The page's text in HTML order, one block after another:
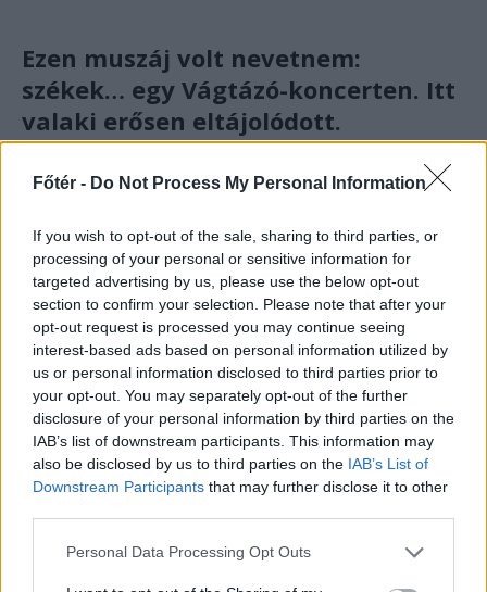
Főtér - Do Not Process My Personal Information
If you wish to opt-out of the sale, sharing to third parties, or
processing of your personal or sensitive information for
targeted advertising by us, please use the below opt-out
section to confirm your selection. Please note that after your
opt-out request is processed you may continue seeing
interest-based ads based on personal information utilized by
us or personal information disclosed to third parties prior to
your opt-out. You may separately opt-out of the further
disclosure of your personal information by third parties on the
IAB’s list of downstream participants. This information may
also be disclosed by us to third parties on the IAB’s List of
Downstream Participants that may further disclose it to other
Personal Data Processing Opt Outs
Ezen muszáj volt nevetnem:
székek… egy Vágtázó-koncerten. Itt
valaki erősen eltájolódott.
Persze, a berendezők tették, amit mondtak
neki. A színpad maga picit kicsinek tűnt,
mármint ahhoz képest, mit szokott csinálni
egy-egy fellépés során a banda. Na de a
környezet, az mindenért kárpótolt (aki járt a
bonchidai Bánffy-kastélyban, az tudja).